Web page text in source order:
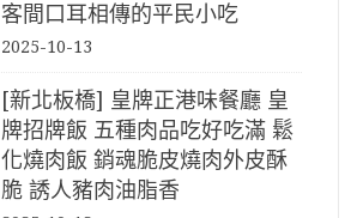
客間口耳相傳的平民小吃
2025-10-13
[新北板橋] 皇牌正港味餐廳 皇
牌招牌飯 五種肉品吃好吃滿 鬆
化燒肉飯 銷魂脆皮燒肉外皮酥
脆 誘人豬肉油脂香